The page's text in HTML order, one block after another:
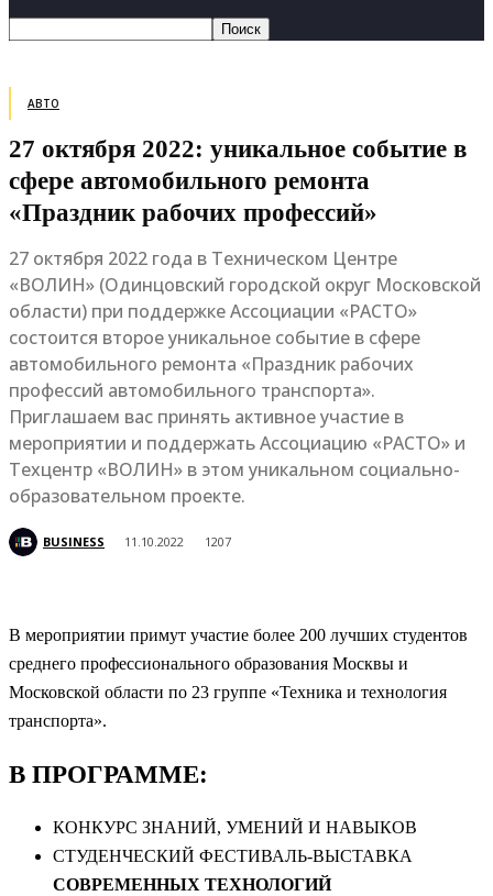
АВТО
27 октября 2022: уникальное событие в
сфере автомобильного ремонта
«Праздник рабочих профессий»
27 октября 2022 года в Техническом Центре
«ВОЛИН» (Одинцовский городской округ Московской
области) при поддержке Ассоциации «РАСТО»
состоится второе уникальное событие в сфере
автомобильного ремонта «Праздник рабочих
профессий автомобильного транспорта».
Приглашаем вас принять активное участие в
мероприятии и поддержать Ассоциацию «РАСТО» и
Техцентр «ВОЛИН» в этом уникальном социально-
образовательном проекте.
BUSINESS 11.10.2022 1207
В мероприятии примут участие более 200 лучших студентов
среднего профессионального образования Москвы и
Московской области по 23 группе «Техника и технология
транспорта».
В ПРОГРАММЕ:
КОНКУРС ЗНАНИЙ, УМЕНИЙ И НАВЫКОВ
СТУДЕНЧЕСКИЙ ФЕСТИВАЛЬ-ВЫСТАВКА
СОВРЕМЕННЫХ ТЕХНОЛОГИЙ